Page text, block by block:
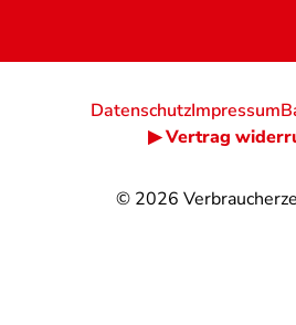
© 2026
DatenschutzImpressum
▶ Vertrag